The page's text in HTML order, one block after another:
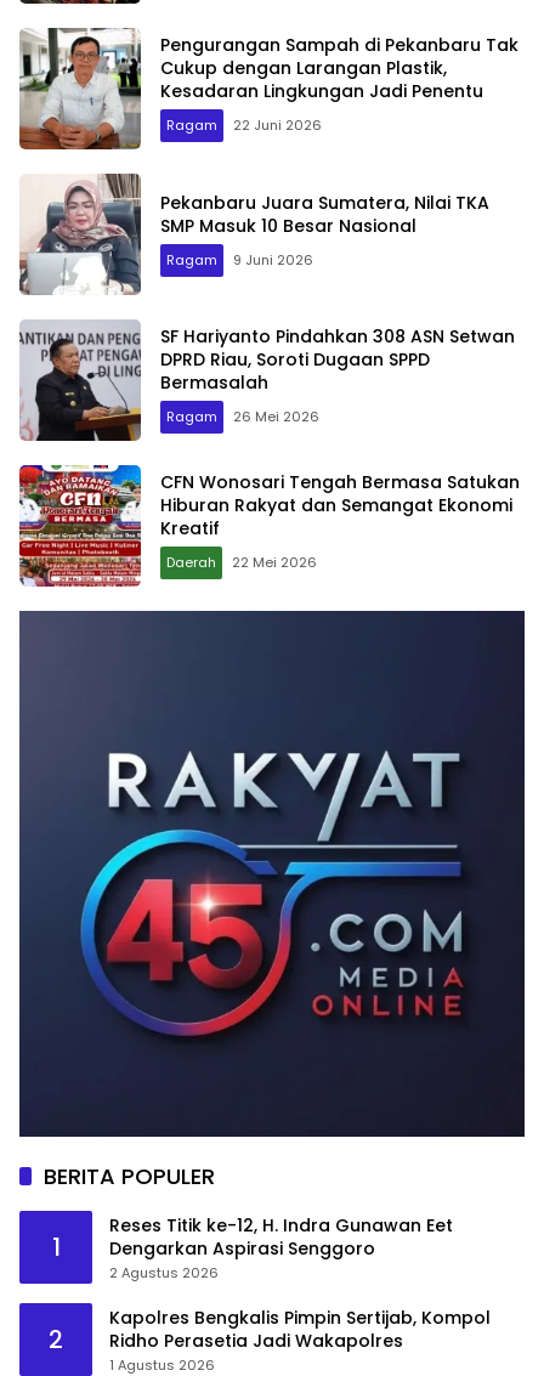
Pengurangan Sampah di Pekanbaru Tak
Cukup dengan Larangan Plastik,
Kesadaran Lingkungan Jadi Penentu
Ragam 22 Juni 2026
Pekanbaru Juara Sumatera, Nilai TKA
SMP Masuk 10 Besar Nasional
Ragam 9 Juni 2026
SF Hariyanto Pindahkan 308 ASN Setwan
DPRD Riau, Soroti Dugaan SPPD
Bermasalah
Ragam 26 Mei 2026
CFN Wonosari Tengah Bermasa Satukan
Hiburan Rakyat dan Semangat Ekonomi
Kreatif
Daerah 22 Mei 2026
BERITA POPULER
1
Reses Titik ke-12, H. Indra Gunawan Eet
Dengarkan Aspirasi Senggoro
2 Agustus 2026
2
Kapolres Bengkalis Pimpin Sertijab, Kompol
Ridho Perasetia Jadi Wakapolres
1 Agustus 2026